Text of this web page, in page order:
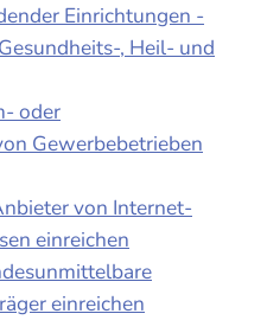
Einrichtungen -
, Heil- und
oder
Gewerbebetrieben
von Internet-
einreichen
einreichen